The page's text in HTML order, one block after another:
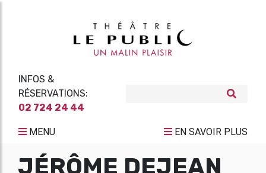
INFOS &
RÉSERVATIONS:
02 724 24 44
MENU EN SAVOIR PLUS
JÉRÔME DEJEAN